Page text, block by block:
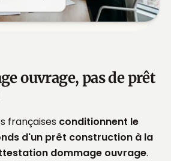
ouvrage, pas de prêt
françaises conditionnent le
d'un prêt construction à la
dommage ouvrage.